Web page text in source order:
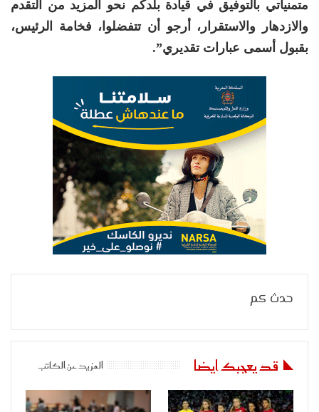
متمنياتي بالتوفيق في قيادة بلدكم نحو المزيد من التقدم
والازدهار والاستقرار، أرجو أن تتفضلوا، فخامة الرئيس،
بقبول أسمى عبارات تقديري”.
حدث كم
قد يعجبك ايضا المزيد عن الكاتب